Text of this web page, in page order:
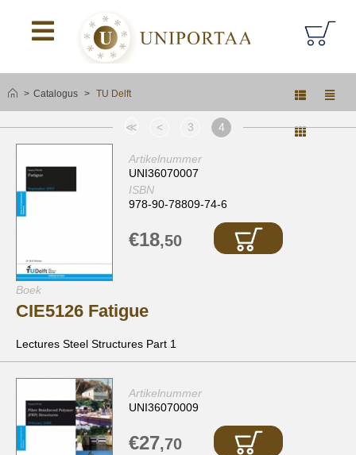
Catalogus TU Delft
≪ < 3 4
Boek
CIE5126 Fatigue
Lectures Steel Structures Part 1
€18,50
Artikelnummer
UNI36070007
ISBN
978-90-78809-74-6
€27,70
Artikelnummer
UNI36070009